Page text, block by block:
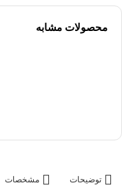
محصولات مشابه
توضیحات مشخصات